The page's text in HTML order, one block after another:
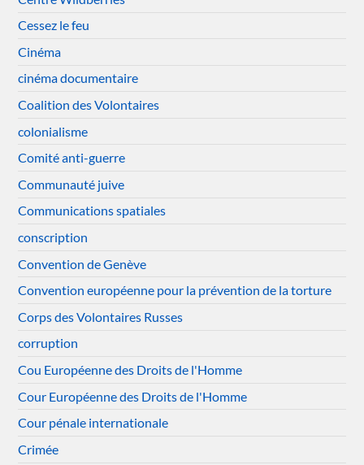
Cessez le feu
Cinéma
cinéma documentaire
Coalition des Volontaires
colonialisme
Comité anti-guerre
Communauté juive
Communications spatiales
conscription
Convention de Genève
Convention européenne pour la prévention de la torture
Corps des Volontaires Russes
corruption
Cou Européenne des Droits de l'Homme
Cour Européenne des Droits de l'Homme
Cour pénale internationale
Crimée